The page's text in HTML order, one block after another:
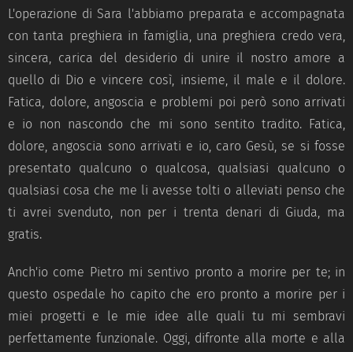
L'operazione di Sara l'abbiamo preparata e accompagnata
con tanta preghiera in famiglia, una preghiera credo vera,
sincera, carica del desiderio di unire il nostro amore a
quello di Dio e vincere così, insieme, il male e il dolore.
Fatica, dolore, angoscia e problemi poi però sono arrivati
e io non nascondo che mi sono sentito tradito. Fatica,
dolore, angoscia sono arrivati e io, caro Gesù, se si fosse
presentato qualcuno o qualcosa, qualsiasi qualcuno o
qualsiasi cosa che me li avesse tolti o alleviati penso che
ti avrei svenduto, non per i trenta denari di Giuda, ma
gratis.
Anch'io come Pietro mi sentivo pronto a morire per te; in
questo ospedale ho capito che ero pronto a morire per i
miei progetti e le mie idee alle quali tu mi sembravi
perfettamente funzionale. Oggi, difronte alla morte e alla